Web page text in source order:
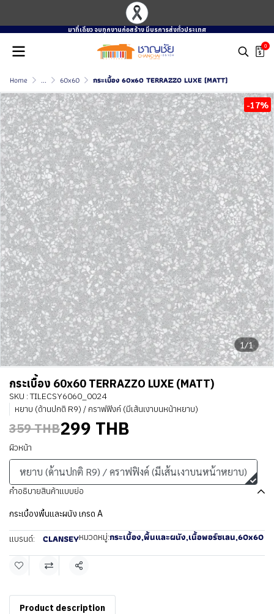
มาที่เดียว จบทุกงานก่อสร้าง มีบรการส่งทั่วประเทศ
0
Home ... 60x60 กระเบื้อง 60x60 TERRAZZO LUXE (MATT)
1/1
-17%
กระเบื้อง 60x60 TERRAZZO LUXE (MATT)
SKU : TILECSY6060_0024
หยาบ (ด้านปกติ R9) / คราฟฟิงค์ (มีเส้นเงาบนหน้าหยาบ)
359 THB299 THB
ผิวหน้า
หยาบ (ด้านปกติ R9) / คราฟฟิงค์ (มีเส้นเงาบนหน้าหยาบ)
คำอธิบายสินค้าแบบย่อ
กระเบื้องพื้นและผนัง เกรด A
แบรนด์: CLANSEYหมวดหมู่:กระเบื้อง,พื้นและผนัง,เนื้อพอร์ซเลน,60x60
แชร์
Product description